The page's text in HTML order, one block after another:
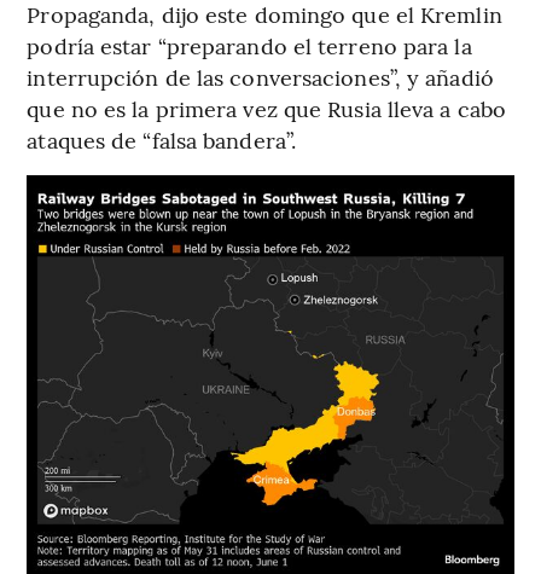
Propaganda, dijo este domingo que el Kremlin
podría estar “preparando el terreno para la
interrupción de las conversaciones”, y añadió
que no es la primera vez que Rusia lleva a cabo
ataques de “falsa bandera”.